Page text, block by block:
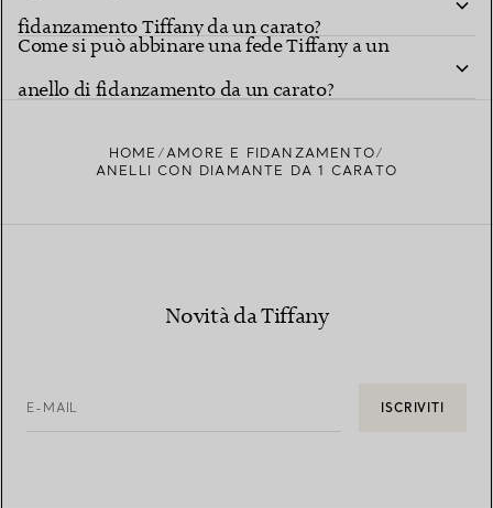
fidanzamento Tiffany da un carato?
Come si può abbinare una fede Tiffany a un
anello di fidanzamento da un carato?
HOME
AMORE E FIDANZAMENTO
ANELLI CON DIAMANTE DA 1 CARATO
Novità da Tiffany
E-MAIL ISCRIVITI